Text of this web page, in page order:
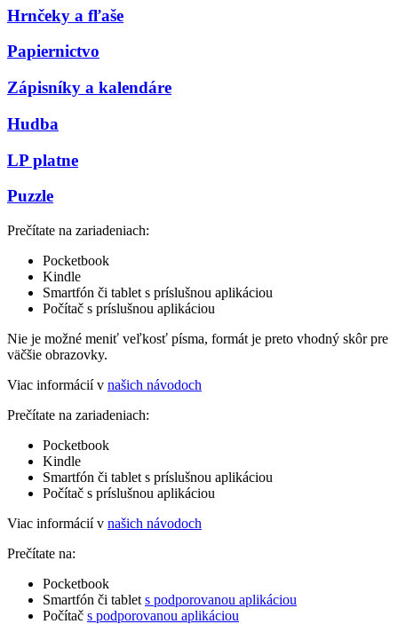
Hrnčeky a fľaše
Papiernictvo
Zápisníky a kalendáre
Hudba
LP platne
Puzzle
Prečítate na zariadeniach:
Pocketbook
Kindle
Smartfón či tablet s príslušnou aplikáciou
Počítač s príslušnou aplikáciou
Nie je možné meniť veľkosť písma, formát je preto vhodný skôr pre
väčšie obrazovky.
Viac informácií v našich návodoch
Prečítate na zariadeniach:
Pocketbook
Kindle
Smartfón či tablet s príslušnou aplikáciou
Počítač s príslušnou aplikáciou
Viac informácií v našich návodoch
Prečítate na:
Pocketbook
Smartfón či tablet s podporovanou aplikáciou
Počítač s podporovanou aplikáciou